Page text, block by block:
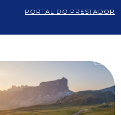
PORTAL DO PRESTADOR